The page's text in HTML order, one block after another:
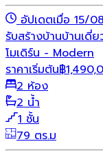
อัปเดตเมื่อ 15/
รับสร้างบ้านบ้านเดี่ย
โมเดิร์น - Modern
ราคาเริ่มต้น฿
2 ห้อง
2 น้ำ
1 ชั้น
79 ตร.ม